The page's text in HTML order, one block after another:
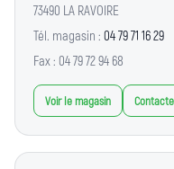
73490 LA RAVOIRE
Tél. magasin : 04 79 71 16 29
Fax : 04 79 72 94 68
Voir le magasin